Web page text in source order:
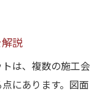
説
は、複数の施工会
にあります。図面